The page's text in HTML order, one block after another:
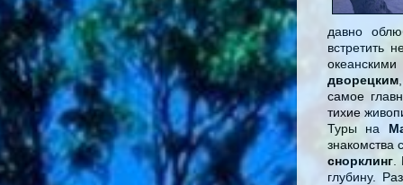
давно
встретить
дворецким
самое
тихие
Туры на
снорклинг
глубину.